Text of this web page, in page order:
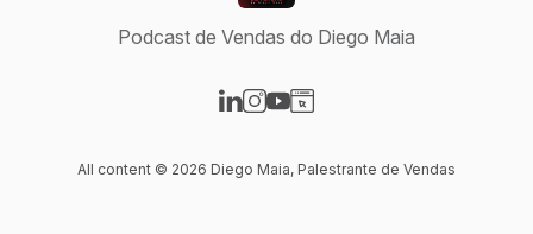
Podcast de Vendas do Diego Maia
All content © 2026 Diego Maia, Palestrante de Vendas